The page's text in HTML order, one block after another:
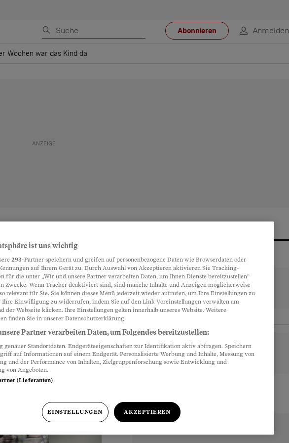
Abonnieren Anmelden
Wochen war das Kind da
Kind da
Kind in sich
Dabei kann
ist uns wichtig
293-Partner speichern und greifen auf personenbezogene Daten wie Browserdaten oder
auf Ihrem Gerät zu. Durch Auswahl von Akzeptieren aktivieren Sie Tracking-
für die unter „Wir und unsere Partner verarbeiten Daten, um Ihnen Dienste bereitzustellen“
Zwecke. Wenn Tracker deaktiviert sind, sind manche Inhalte und Anzeigen möglicherweise
relevant für Sie. Sie können dieses Menü jederzeit wieder aufrufen, um Ihre Einstellungen zu
Ihre Einwilligung zu widerrufen, indem Sie auf den Link Voreinstellungen verwalten am
der Webseite klicken. Ihre Einstellungen gelten innerhalb unseres Website. Weitere
finden Sie in unserer Datenschutzerklärung.
Partner verarbeiten Daten, um Folgendes bereitzustellen:
genauer Standortdaten. Endgeräteeigenschaften zur Identifikation aktiv abfragen. Speichern
auf Informationen auf einem Endgerät. Personalisierte Werbung und Inhalte, Messung von
und der Performance von Inhalten, Zielgruppenforschung sowie Entwicklung und
von Angeboten.
(Lieferanten)
EINSTELLUNGEN AKZEPTIEREN